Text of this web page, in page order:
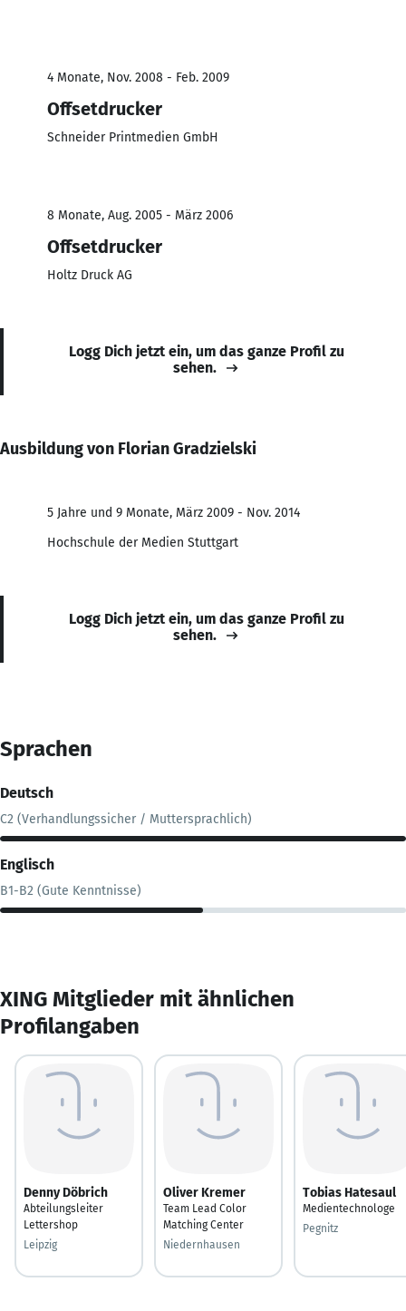
4 Monate, Nov. 2008 - Feb. 2009
Offsetdrucker
Schneider Printmedien GmbH
8 Monate, Aug. 2005 - März 2006
Offsetdrucker
Holtz Druck AG
Logg Dich jetzt ein, um das ganze Profil zu
sehen.
Ausbildung von Florian Gradzielski
5 Jahre und 9 Monate, März 2009 - Nov. 2014
Hochschule der Medien Stuttgart
Logg Dich jetzt ein, um das ganze Profil zu
sehen.
Sprachen
Deutsch
C2 (Verhandlungssicher / Muttersprachlich)
Englisch
B1-B2 (Gute Kenntnisse)
XING Mitglieder mit ähnlichen
Profilangaben
Denny Döbrich
Abteilungsleiter
Lettershop
Leipzig
Oliver Kremer
Team Lead Color
Matching Center
Niedernhausen
Tobias Hatesaul
Medientechnologe
Pegnitz